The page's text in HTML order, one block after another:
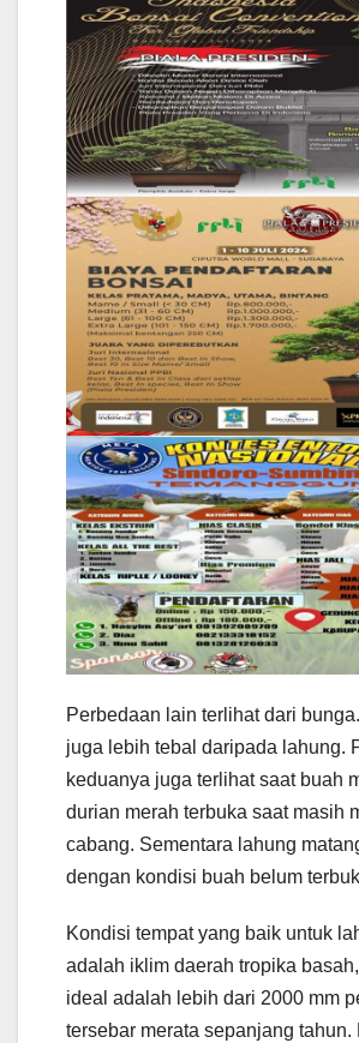
Perbedaan lain terlihat dari
juga lebih tebal daripada lahung.
keduanya juga terlihat saat buah
durian merah terbuka saat masih
cabang. Sementara lahung
dengan kondisi buah belum
Kondisi tempat yang baik untuk
adalah iklim daerah tropika
ideal adalah lebih dari 2000 mm
tersebar merata sepanjang tahun.